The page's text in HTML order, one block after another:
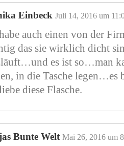
Einbeck Juli 14, 2016 um
auch einen von der
das sie wirklich dicht
es ist so…man
in die Tasche legen…es
diese Flasche.
Bunte Welt Mai 26, 2016 um